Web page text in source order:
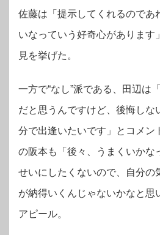
佐藤は「提示してくれるのであ
いなっていう好奇心があります
見を挙げた。
一方で“なし”派である、田辺は
だと思うんですけど、後悔しな
分で出逢いたいです」とコメン
の阪本も「後々、うまくいかな
せいにしたくないので、自分の
が納得いくんじゃないかなと思
アピール。